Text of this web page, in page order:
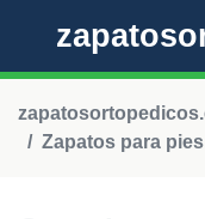
Zapatos para